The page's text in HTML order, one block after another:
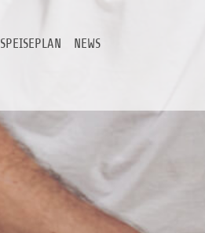
SPEISEPLAN NEWS